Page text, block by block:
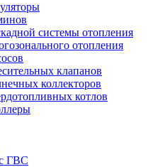
системы отопления
отопления
клапанов
коллекторов
котлов
ГВС